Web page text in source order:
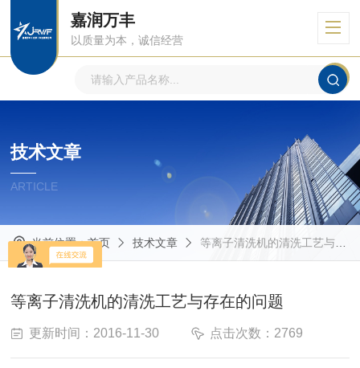
嘉润万丰
以质量为本，诚信经营
技术文章
ARTICLE
当前位置：首页 技术文章 等离子清洗机的清洗工艺与存在的问题
等离子清洗机的清洗工艺与存在的问题
更新时间：2016-11-30 点击次数：2769